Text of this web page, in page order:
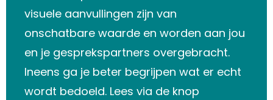
visuele aanvullingen zijn van
onschatbare waarde en worden aan jou
en je gesprekspartners overgebracht.
Ineens ga je beter begrijpen wat er echt
wordt bedoeld. Lees via de knop